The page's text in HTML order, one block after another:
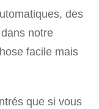
des
notre
facile mais
que si vous